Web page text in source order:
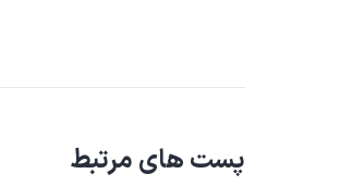
پست های مرتبط